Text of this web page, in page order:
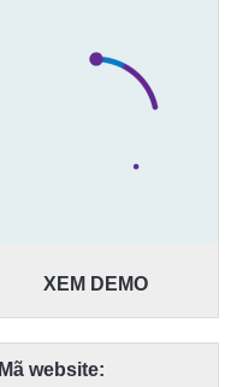
XEM DEMO
Mã website: